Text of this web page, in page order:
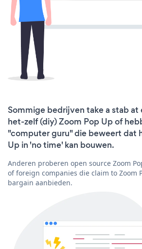
Sommige bedrijven take a stab at
het-zelf (diy) Zoom Pop Up of
"computer guru" die beweert dat
Up in 'no time' kan bouwen.
Anderen proberen open source Zoom
of foreign companies die claim to Zoom
bargain aanbieden.